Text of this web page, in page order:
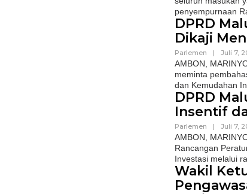
penyempurnaan
DPRD
Dikaji
Parlemen | Juli 7,
AMBON,
meminta
dan Kemudahan
DPRD
Insentif
Parlemen | Juli 7,
AMBON,
Rancangan
Investasi melalui
Wakil